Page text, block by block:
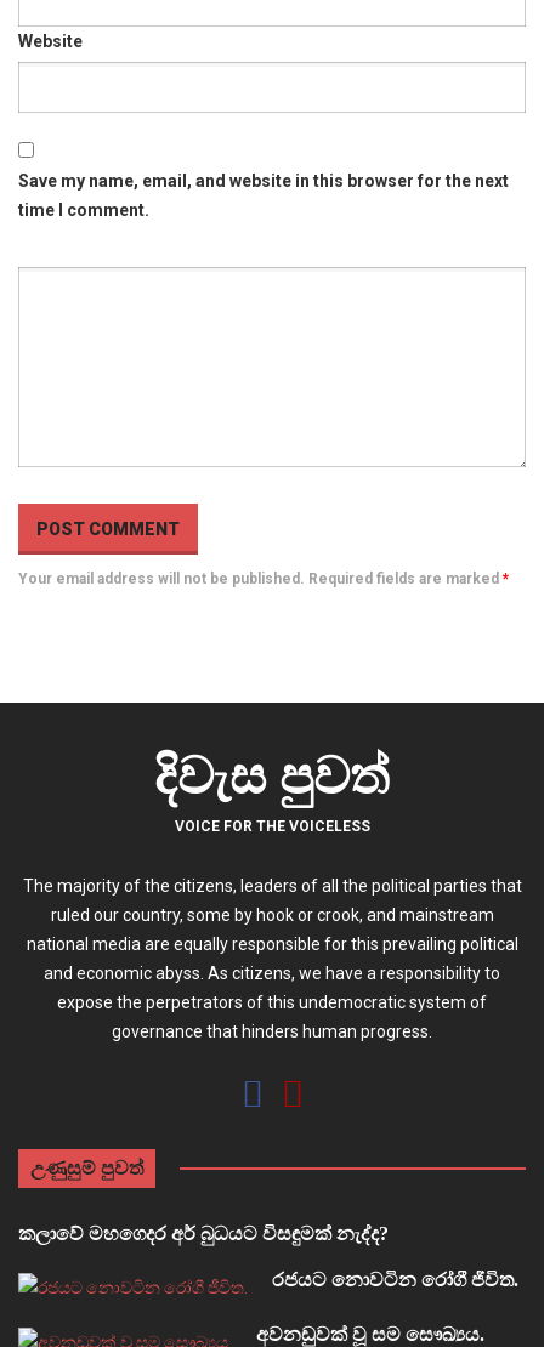
Website
Save my name, email, and website in this browser for the next
time I comment.
Your email address will not be published. Required fields are marked *
දිවැස පුවත්
VOICE FOR THE VOICELESS
The majority of the citizens, leaders of all the political parties that
ruled our country, some by hook or crook, and mainstream
national media are equally responsible for this prevailing political
and economic abyss. As citizens, we have a responsibility to
expose the perpetrators of this undemocratic system of
governance that hinders human progress.
උණුසුම් පුවත්
කලාවේ මහගෙදර අර් බුධයට විසඳුමක් නැද්ද?
රජයට නොවටින රෝගී ජීවිත.
අවනඩුවක් වූ සම සෞඛ්‍යය.